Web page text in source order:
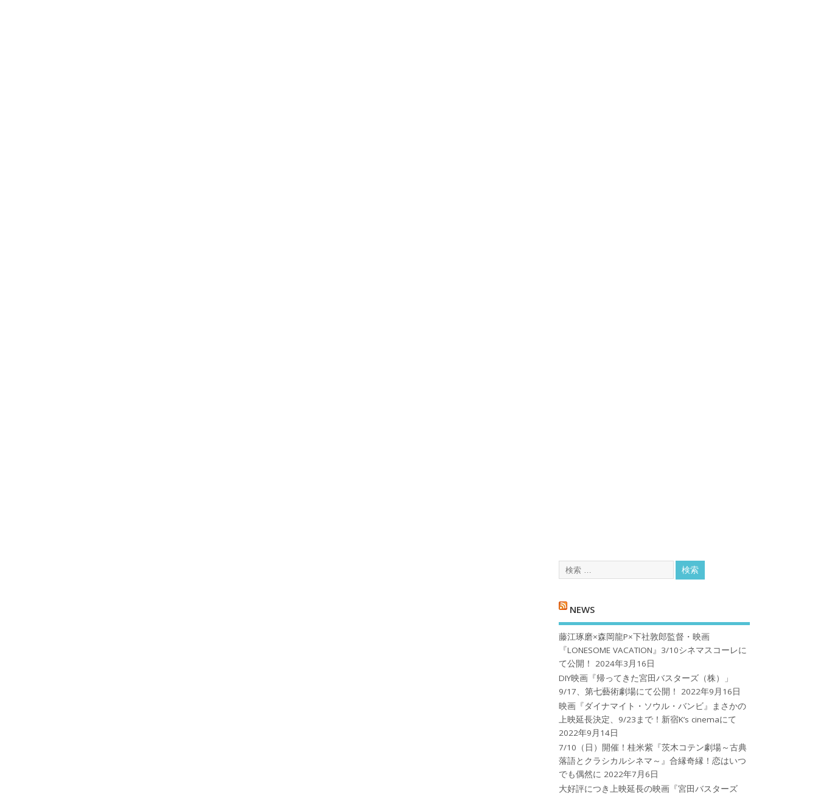
NEWS
藤江琢磨×森岡龍P×下社敦郎監督・映画
『LONESOME VACATION』3/10シネマスコーレに
て公開！
2024年3月16日
DIY映画『帰ってきた宮田バスターズ（株）」
9/17、第七藝術劇場にて公開！
2022年9月16日
映画『ダイナマイト・ソウル・バンビ』まさかの
上映延長決定、9/23まで！新宿K’s cinemaにて
2022年9月14日
7/10（日）開催！桂米紫『茨木コテン劇場～古典
落語とクラシカルシネマ～』合縁奇縁！恋はいつ
でも偶然に 2022年7月6日
大好評につき上映延長の映画『宮田バスターズ